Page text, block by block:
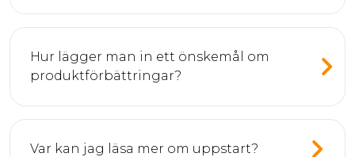
Hur lägger man in ett önskemål om
produktförbättringar?
Var kan jag läsa mer om uppstart?